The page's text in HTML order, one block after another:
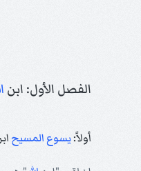
الفصل الأول: ابن
أولاً:يسوع المسيح